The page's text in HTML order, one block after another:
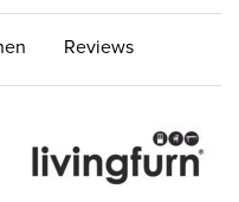
Reviews